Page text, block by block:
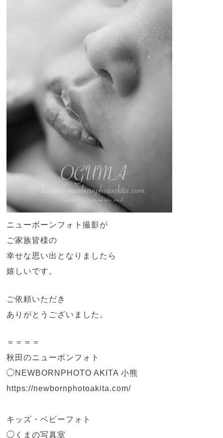
ニューボーンフォト撮影が
ご家族皆様の
幸せな思い出となりましたら
嬉しいです。
ご依頼いただき
ありがとうございました。
＝＝＝＝
秋田のニューボンフォト
◯NEWBORNPHOTO AKITA 小熊
https://newbornphotoakita.com/
キッズ・ベビーフォト
◯くまの写真室